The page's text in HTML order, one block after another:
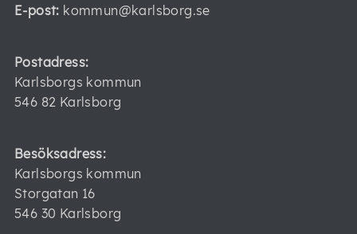
E-post: kommun@karlsborg.se
Postadress:
Karlsborgs kommun
546 82 Karlsborg
Besöksadress:
Karlsborgs kommun
Storgatan 16
546 30 Karlsborg